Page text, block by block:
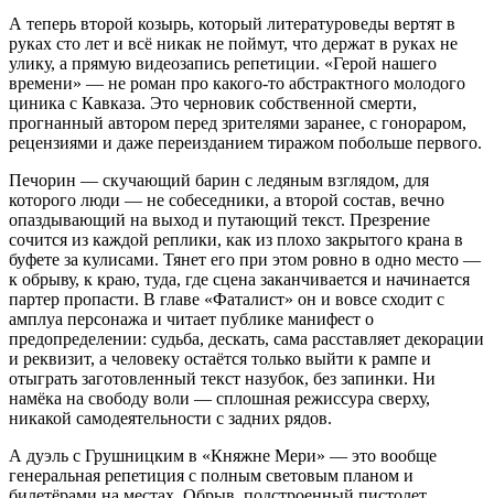
А теперь второй козырь, который литературоведы вертят в
руках сто лет и всё никак не поймут, что держат в руках не
улику, а прямую видеозапись репетиции. «Герой нашего
времени» — не роман про какого-то абстрактного молодого
циника с Кавказа. Это черновик собственной смерти,
прогнанный автором перед зрителями заранее, с гонораром,
рецензиями и даже переизданием тиражом побольше первого.
Печорин — скучающий барин с ледяным взглядом, для
которого люди — не собеседники, а второй состав, вечно
опаздывающий на выход и путающий текст. Презрение
сочится из каждой реплики, как из плохо закрытого крана в
буфете за кулисами. Тянет его при этом ровно в одно место —
к обрыву, к краю, туда, где сцена заканчивается и начинается
партер пропасти. В главе «Фаталист» он и вовсе сходит с
амплуа персонажа и читает публике манифест о
предопределении: судьба, дескать, сама расставляет декорации
и реквизит, а человеку остаётся только выйти к рампе и
отыграть заготовленный текст назубок, без запинки. Ни
намёка на свободу воли — сплошная режиссура сверху,
никакой самодеятельности с задних рядов.
А дуэль с Грушницким в «Княжне Мери» — это вообще
генеральная репетиция с полным световым планом и